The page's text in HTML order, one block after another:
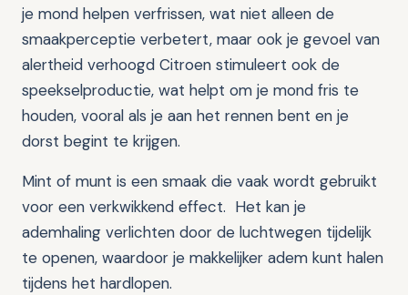
je mond helpen verfrissen, wat niet alleen de
smaakperceptie verbetert, maar ook je gevoel van
alertheid verhoogd Citroen stimuleert ook de
speekselproductie, wat helpt om je mond fris te
houden, vooral als je aan het rennen bent en je
dorst begint te krijgen.
Mint of munt is een smaak die vaak wordt gebruikt
voor een verkwikkend effect. Het kan je
ademhaling verlichten door de luchtwegen tijdelijk
te openen, waardoor je makkelijker adem kunt halen
tijdens het hardlopen.